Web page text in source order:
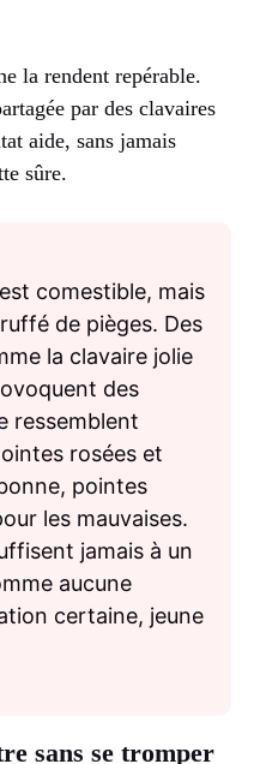
la rendent repérable.
par des clavaires
aide, sans jamais
sûre.
comestible, mais
de pièges. Des
la clavaire jolie
des
ressemblent
rosées et
pointes
les mauvaises.
jamais à un
aucune
certaine, jeune
sans se tromper